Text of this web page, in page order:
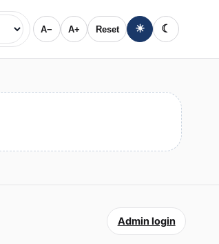
A− A+ Reset ☀ ☾
Admin login